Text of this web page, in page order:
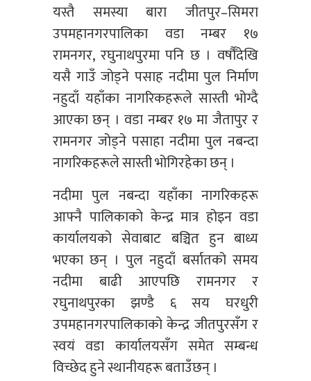
यस्तै समस्या बारा जीतपुर–सिमरा
उपमहानगरपालिका वडा नम्बर १७
रामनगर, रघुनाथपुरमा पनि छ । वर्षौँदेखि
यसै गाउँ जोड्ने पसाह नदीमा पुल निर्माण
नहुदाँ यहाँका नागरिकहरूले सास्ती भोग्दै
आएका छन् । वडा नम्बर १७ मा जैतापुर र
रामनगर जोड्ने पसाहा नदीमा पुल नबन्दा
नागरिकहरूले सास्ती भोगिरहेका छन् ।
नदीमा पुल नबन्दा यहाँका नागरिकहरू
आफ्नै पालिकाको केन्द्र मात्र होइन वडा
कार्यालयको सेवाबाट बञ्चित हुन बाध्य
भएका छन् । पुल नहुदाँ बर्सातको समय
नदीमा बाढी आएपछि रामनगर र
रघुनाथपुरका झण्डै ६ सय घरधुरी
उपमहानगरपालिकाको केन्द्र जीतपुरसँग र
स्वयं वडा कार्यालयसँग समेत सम्बन्ध
विच्छेद हुने स्थानीयहरू बताउँछन् ।